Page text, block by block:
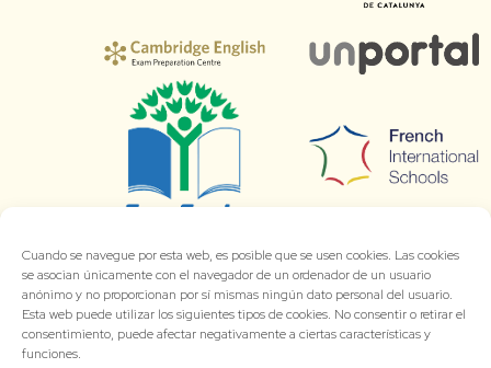
Cuando se navegue por esta web, es posible que se usen cookies. Las cookies
se asocian únicamente con el navegador de un ordenador de un usuario
anónimo y no proporcionan por sí mismas ningún dato personal del usuario.
Esta web puede utilizar los siguientes tipos de cookies. No consentir o retirar el
consentimiento, puede afectar negativamente a ciertas características y
funciones.